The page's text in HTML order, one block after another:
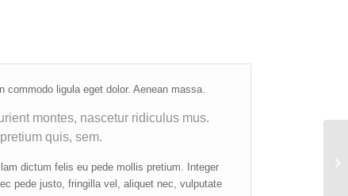
ligula eget dolor. Aenean massa.
montes, nascetur ridiculus mus.
quis, sem.
dictum felis eu pede mollis pretium. Integer
pede justo, fringilla vel, aliquet nec, vulputate